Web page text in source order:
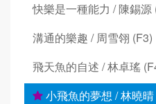
快樂是一種能力 / 陳錫源
溝通的樂趣 / 周雪翎 (F3)
飛天魚的自述 / 林卓瑤
小飛魚的夢想 / 林曉